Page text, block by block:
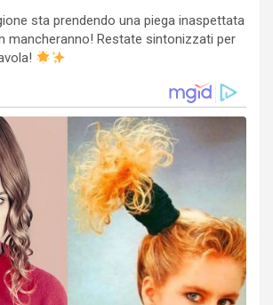
sta prendendo una piega inaspettata
mancheranno! Restate sintonizzati per